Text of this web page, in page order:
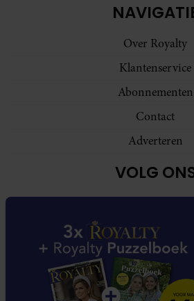
Over Royalty
Klantenservice
Abonnementen
Contact
Adverteren
VOLG
Royalty participeert in diverse affiliate marketing
dat Royalty commissies ontvangt voor